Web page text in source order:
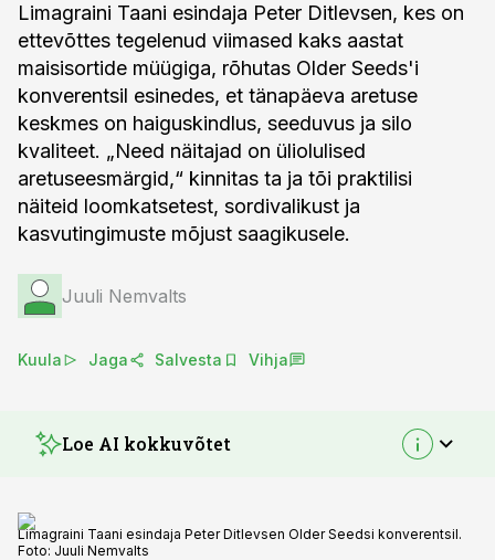
Limagraini Taani esindaja Peter Ditlevsen, kes on
ettevõttes tegelenud viimased kaks aastat
maisisortide müügiga, rõhutas Older Seeds'i
konverentsil esinedes, et tänapäeva aretuse
keskmes on haiguskindlus, seeduvus ja silo
kvaliteet. „Need näitajad on üliolulised
aretuseesmärgid,“ kinnitas ta ja tõi praktilisi
näiteid loomkatsetest, sordivalikust ja
kasvutingimuste mõjust saagikusele.
Juuli Nemvalts
Kuula Jaga Salvesta Vihja
Loe AI kokkuvõtet
Limagraini Taani esindaja Peter Ditlevsen Older Seedsi konverentsil.
Foto: Juuli Nemvalts